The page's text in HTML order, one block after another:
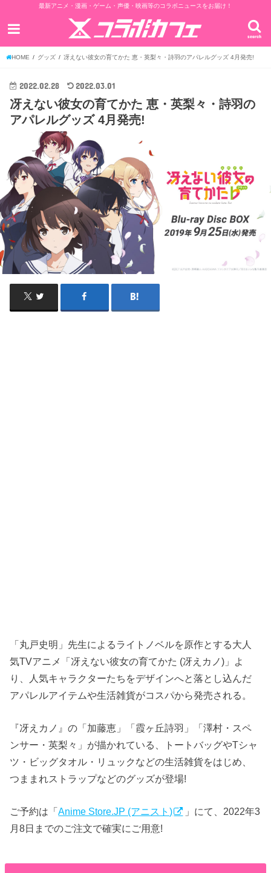
最新アニメ・漫画・ゲーム・声優・映画等のコラボニュースをお届け！
search
HOME グッズ 冴えない彼女の育てかた 恵・英梨々・詩羽のアパレルグッズ 4月発売!
2022.02.28 2022.03.01
冴えない彼女の育てかた 恵・英梨々・詩羽の
アパレルグッズ 4月発売!
「丸戸史明」先生によるライトノベルを原作とする大人
気TVアニメ「冴えない彼女の育てかた (冴えカノ)」よ
り、人気キャラクターたちをデザインへと落とし込んだ
アパレルアイテムや生活雑貨がコスパから発売される。
『冴えカノ』の「加藤恵」「霞ヶ丘詩羽」「澤村・スペ
ンサー・英梨々」が描かれている、トートバッグやTシャ
ツ・ビッグタオル・リュックなどの生活雑貨をはじめ、
つままれストラップなどのグッズが登場!
ご予約は「Anime Store.JP (アニスト)
」にて、2022年3
月8日までのご注文で確実にご用意!